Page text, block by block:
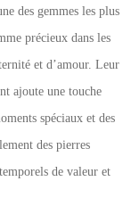
des gemmes les plus
précieux dans les
et d’amour. Leur
ajoute une touche
spéciaux et des
des pierres
de valeur et